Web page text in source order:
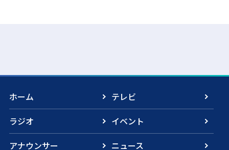
ホーム
テレビ
ラジオ
イベント
アナウンサー
ニュース